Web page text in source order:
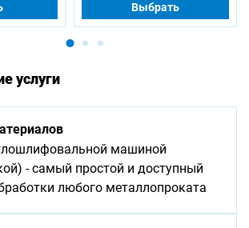
Выбрать
услуги
машиной
- самый простой и доступный
любого металлопроката